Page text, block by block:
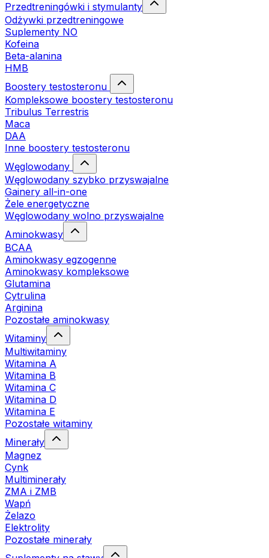
Przedtreningówki i stymulanty
Odżywki przedtreningowe
Suplementy NO
Kofeina
Beta-alanina
HMB
Boostery testosteronu
Kompleksowe boostery testosteronu
Tribulus Terrestris
Maca
DAA
Inne boostery testosteronu
Węglowodany
Węglowodany szybko przyswajalne
Gainery all-in-one
Żele energetyczne
Węglowodany wolno przyswajalne
Aminokwasy
BCAA
Aminokwasy egzogenne
Aminokwasy kompleksowe
Glutamina
Cytrulina
Arginina
Pozostałe aminokwasy
Witaminy
Multiwitaminy
Witamina A
Witamina B
Witamina C
Witamina D
Witamina E
Pozostałe witaminy
Minerały
Magnez
Cynk
Multiminerały
ZMA i ZMB
Wapń
Żelazo
Elektrolity
Pozostałe minerały